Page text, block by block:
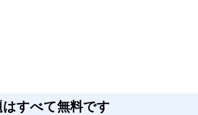
すべて無料です